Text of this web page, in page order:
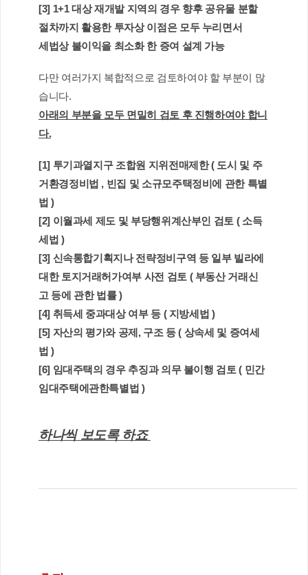
[3] 1+1 대상 재개발 지역의 경우 향후 공유물 분할
절차까지 활용한 투자상 이점은 모두 누리면서
세법상 불이익을 최소화 한 증여 설계 가능
다만 여러가지 복합적으로 검토하여야 할 부분이 많
습니다.
아래의 부분을 모두 면밀히 검토 후 진행하여야 합니
다.
[1] 투기과열지구 조합원 지위전매제한 ( 도시 및 주
거환경정비법 , 빈집 및 소규모주택정비에 관한 특별
법 )
[2] 이월과세 제도 및 부당행위계산부인 검토 ( 소득
세법 )
[3] 신속통합기획지나 전략정비구역 등 일부 빌라에
대한 토지거래허가여부 사전 검토 ( 부동산 거래신
고 등에 관한 법률 )
[4] 취득세 중과대상 여부 등 ( 지방세법 )
[5] 자산의 평가와 공제, 구조 등 ( 상속세 및 증여세
법 )
[6] 임대주택의 경우 추징과 의무 불이행 검토 ( 민간
임대주택에관한특별법 )
하나씩 보도록 하죠